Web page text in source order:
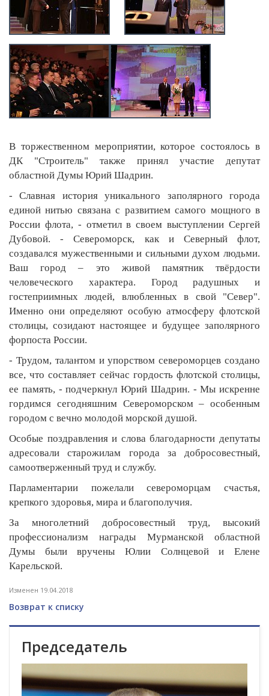
В торжественном мероприятии, которое состоялось в
ДК "Строитель" также принял участие депутат
областной Думы Юрий Шадрин.
- Славная история уникального заполярного города
единой нитью связана с развитием самого мощного в
России флота, - отметил в своем выступлении Сергей
Дубовой. - Североморск, как и Северный флот,
создавался мужественными и сильными духом людьми.
Ваш город – это живой памятник твёрдости
человеческого характера. Город радушных и
гостеприимных людей, влюбленных в свой "Север".
Именно они определяют особую атмосферу флотской
столицы, созидают настоящее и будущее заполярного
форпоста России.
- Трудом, талантом и упорством североморцев создано
все, что составляет сейчас гордость флотской столицы,
ее память, - подчеркнул Юрий Шадрин. - Мы искренне
гордимся сегодняшним Североморском – особенным
городом с вечно молодой морской душой.
Особые поздравления и слова благодарности депутаты
адресовали старожилам города за добросовестный,
самоотверженный труд и службу.
Парламентарии пожелали североморцам счастья,
крепкого здоровья, мира и благополучия.
За многолетний добросовестный труд, высокий
профессионализм награды Мурманской областной
Думы были вручены Юлии Солнцевой и Елене
Карельской.
Изменен 19.04.2018
Возврат к списку
Председатель